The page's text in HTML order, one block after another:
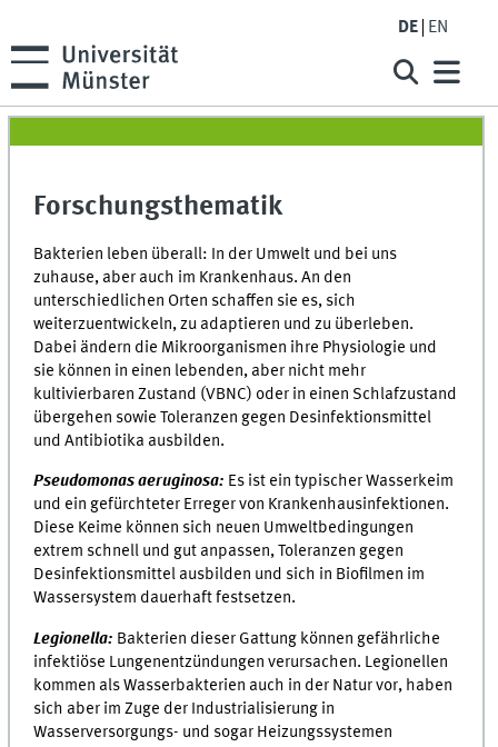
DE EN
Forschungsthematik
Bakterien leben überall: In der Umwelt und bei uns
zuhause, aber auch im Krankenhaus. An den
unterschiedlichen Orten schaffen sie es, sich
weiterzuentwickeln, zu adaptieren und zu überleben.
Dabei ändern die Mikroorganismen ihre Physiologie und
sie können in einen lebenden, aber nicht mehr
kultivierbaren Zustand (VBNC) oder in einen Schlafzustand
übergehen sowie Toleranzen gegen Desinfektionsmittel
und Antibiotika ausbilden.
Pseudomonas aeruginosa: Es ist ein typischer Wasserkeim
und ein gefürchteter Erreger von Krankenhausinfektionen.
Diese Keime können sich neuen Umweltbedingungen
extrem schnell und gut anpassen, Toleranzen gegen
Desinfektionsmittel ausbilden und sich in Biofilmen im
Wassersystem dauerhaft festsetzen.
Legionella: Bakterien dieser Gattung können gefährliche
infektiöse Lungenentzündungen verursachen. Legionellen
kommen als Wasserbakterien auch in der Natur vor, haben
sich aber im Zuge der Industrialisierung in
Wasserversorgungs- und sogar Heizungssystemen